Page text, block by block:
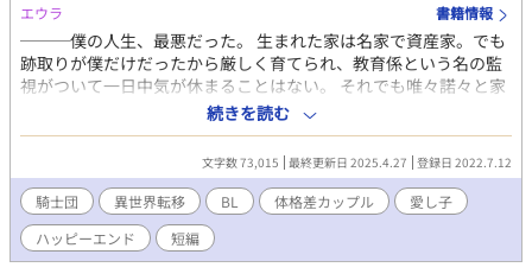
エウラ 書籍情報
───僕の人生、最悪だった。 生まれた家は名家で資産家。でも
跡取りが僕だけだったから厳しく育てられ、教育係という名の監
視がついて一日中気が休まることはない。 それでも唯々諾々と家
のために従った。 そんなある日、母が病気で亡くなって直ぐに父
が後妻と子供を連れて来た。僕より一つ下の少年だった。 父はそ
の子を跡取りに決め、僕は捨てられた。 ヤケになって家を飛び出
した先に知らない森が見えて･･･。 僕はこの世界で人生を再始動
(リスタート)する事にした。 不定期更新です。 以前少し投稿した
ものを設定変更しました。 ジャンルを恋愛からＢＬに変更しまし
た。 また後で変更とかあるかも。 完結しました。
続きを読む
文字数 73,015 最終更新日 2025.4.27 登録日 2022.7.12
騎士団 異世界転移 BL 体格差カップル
愛し子
ハッピーエンド
短編